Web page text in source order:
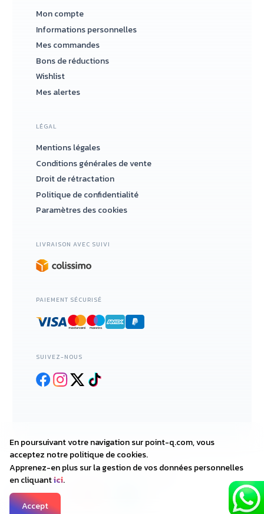
Mon compte
Informations personnelles
Mes commandes
Bons de réductions
Wishlist
Mes alertes
LÉGAL
Mentions légales
Conditions générales de vente
Droit de rétractation
Politique de confidentialité
Paramètres des cookies
LIVRAISON AVEC SUIVI
PAIEMENT SÉCURISÉ
SUIVEZ-NOUS
2018—2025 • POINT-Q.COM
DESIGNED WITH
En poursuivant votre navigation sur point-q.com, vous
acceptez notre politique de cookies.
Apprenez-en plus sur la gestion de vos données personnelles
en cliquantici.
Accept